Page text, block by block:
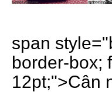
span
border-box;
12pt;">Cân